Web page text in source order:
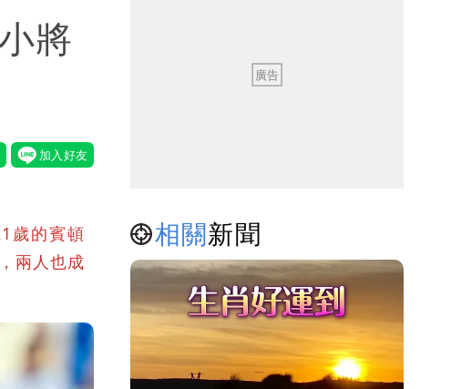
將
歲的賓頓
兩人也成
相關新聞